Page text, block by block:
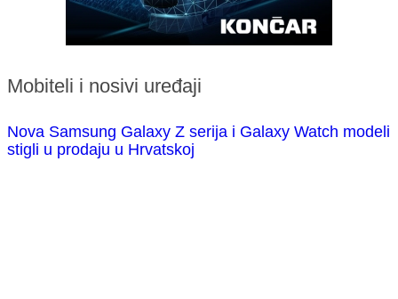
Mobiteli i nosivi uređaji
Nova Samsung Galaxy Z serija i Galaxy Watch modeli
stigli u prodaju u Hrvatskoj